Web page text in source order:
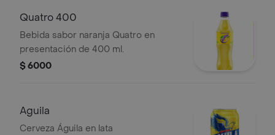
Quatro 400
Bebida sabor naranja Quatro en
presentación de 400 ml.
$ 6000
Aguila
Cerveza Águila en lata